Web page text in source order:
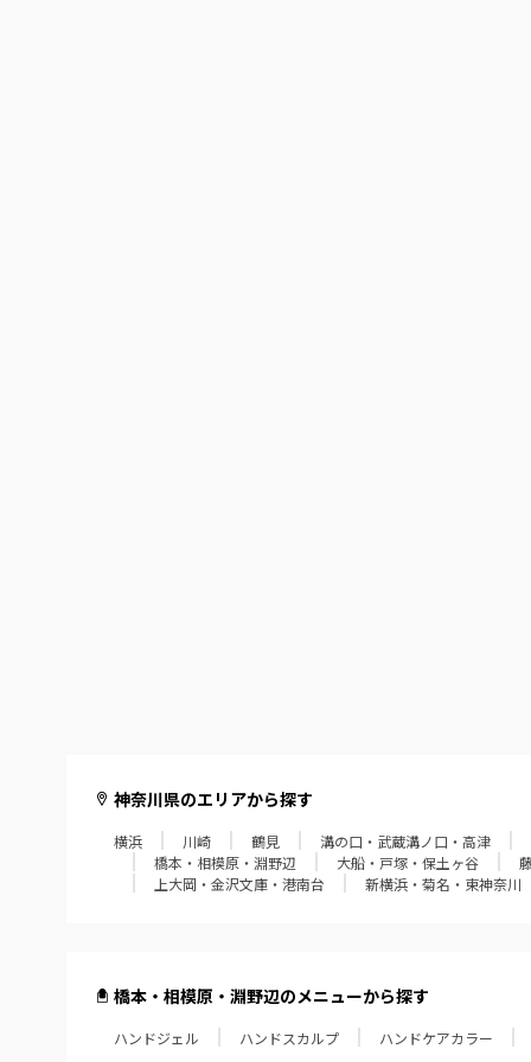
神奈川県のエリアから探す
横浜 川崎 鶴見 溝の口・武蔵溝ノ口・高津
橋本・相模原・淵野辺
大船・戸塚・保土ヶ谷
上大岡・金沢文庫・港南台
新横浜・菊名・東神奈川
橋本・相模原・淵野辺のメニューから探す
ハンドジェル ハンドスカルプ ハンドケアカラー